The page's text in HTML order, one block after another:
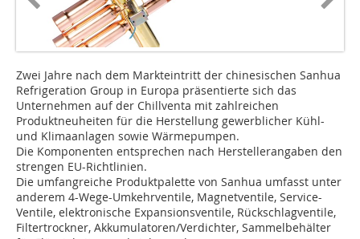
Zwei Jahre nach dem Markteintritt der chinesischen Sanhua
Refrigeration Group in Europa präsentierte sich das
Unternehmen auf der Chillventa mit zahlreichen
Produktneuheiten für die Herstellung gewerblicher Kühl-
und Klimaanlagen sowie Wärmepumpen.
Die Komponenten entsprechen nach Herstellerangaben den
strengen EU-Richtlinien.
Die umfangreiche Produktpalette von Sanhua umfasst unter
anderem 4-Wege-Umkehrventile, Magnetventile, Service-
Ventile, elektronische Expansionsventile, Rückschlagventile,
Filtertrockner, Akkumulatoren/Verdichter, Sammelbehälter